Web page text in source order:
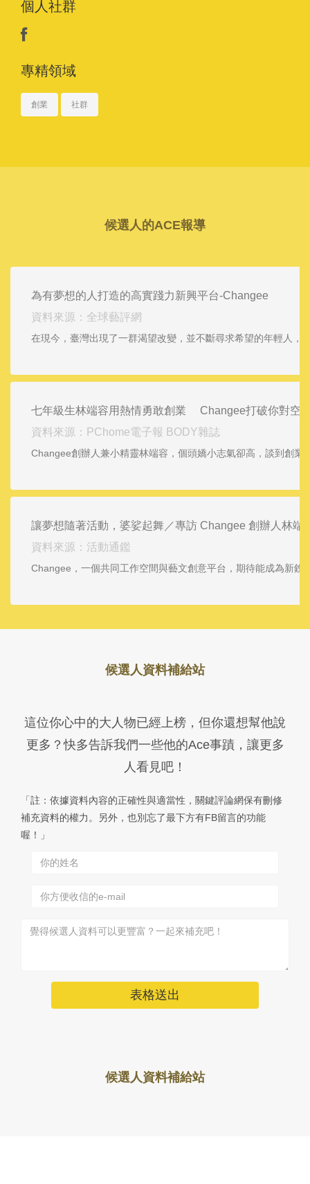
個人社群
專精領域
創業 社群
候選人的ACE報導
為有夢想的人打造的高實踐力新興平台-Changee
資料來源：全球藝評網
在現今，臺灣出現了一群渴望改變，並不斷尋求希望的年輕人
七年級生林端容用熱情勇敢創業 Changee打破你對空
資料來源：PChome電子報 BODY雜誌
Changee創辦人兼小精靈林端容，個頭嬌小志氣卻高，談到創
讓夢想隨著活動，婆娑起舞／專訪 Changee 創辦人林端
資料來源：活動通鑑
Changee，一個共同工作空間與藝文創意平台，期待能成為新
候選人資料補給站
這位你心中的大人物已經上榜，但你還想幫他說
更多？快多告訴我們一些他的Ace事蹟，讓更多
人看見吧！
「註：依據資料內容的正確性與適當性，關鍵評論網保有刪修
補充資料的權力。另外，也別忘了最下方有FB留言的功能
喔！」
表格送出
候選人資料補給站